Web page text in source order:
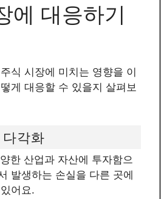
에 대응하기
식 시장에 미치는 영향을 이
게 대응할 수 있을지 살펴보
각화
한 산업과 자산에 투자함으
발생하는 손실을 다른 곳에
어요.